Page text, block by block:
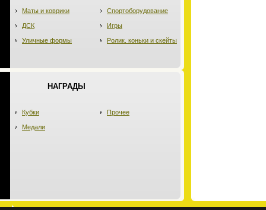
Маты и коврики
ДСК
Уличные формы
Спортоборудование
Игры
Ролик. коньки и скейты
НАГРАДЫ
Кубки
Медали
Прочее